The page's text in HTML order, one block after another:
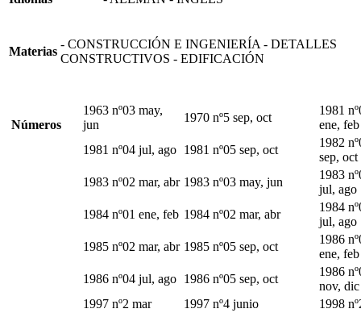
Materias
- CONSTRUCCIÓN E INGENIERÍA - DETALLES
CONSTRUCTIVOS - EDIFICACIÓN
Números
1963 nº03 may,
jun
1970 nº5 sep, oct
1981
ene, feb
1981 nº04 jul, ago 1981 nº05 sep, oct
1982
sep, oct
1983 nº02 mar, abr 1983 nº03 may, jun
1983
jul, ago
1984 nº01 ene, feb 1984 nº02 mar, abr
1984
jul, ago
1985 nº02 mar, abr 1985 nº05 sep, oct
1986
ene, feb
1986 nº04 jul, ago 1986 nº05 sep, oct
1986
nov, dic
1997 nº2 mar
1997 nº4 junio
1998